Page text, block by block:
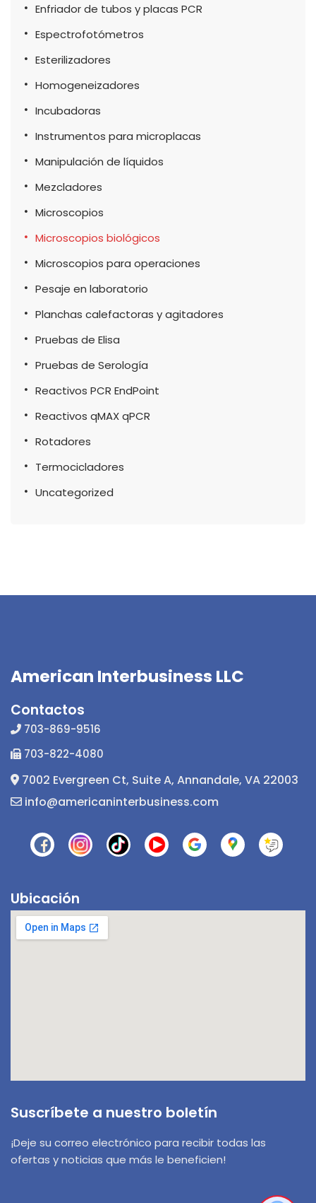
Enfriador de tubos y placas PCR
Espectrofotómetros
Esterilizadores
Homogeneizadores
Incubadoras
Instrumentos para microplacas
Manipulación de líquidos
Mezcladores
Microscopios
Microscopios biológicos
Microscopios para operaciones
Pesaje en laboratorio
Planchas calefactoras y agitadores
Pruebas de Elisa
Pruebas de Serología
Reactivos PCR EndPoint
Reactivos qMAX qPCR
Rotadores
Termocicladores
Uncategorized
American Interbusiness LLC
Contactos
703-869-9516
703-822-4080
7002 Evergreen Ct, Suite A, Annandale, VA 22003
info@americaninterbusiness.com
Ubicación
Suscríbete a nuestro boletín
¡Deje su correo electrónico para recibir todas las
ofertas y noticias que más le beneficien!